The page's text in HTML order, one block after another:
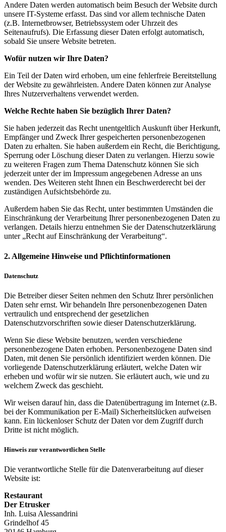
Andere Daten werden automatisch beim Besuch der Website durch
unsere IT-Systeme erfasst. Das sind vor allem technische Daten
(z.B. Internetbrowser, Betriebssystem oder Uhrzeit des
Seitenaufrufs). Die Erfassung dieser Daten erfolgt automatisch,
sobald Sie unsere Website betreten.
Wofür nutzen wir Ihre Daten?
Ein Teil der Daten wird erhoben, um eine fehlerfreie Bereitstellung
der Website zu gewährleisten. Andere Daten können zur Analyse
Ihres Nutzerverhaltens verwendet werden.
Welche Rechte haben Sie bezüglich Ihrer Daten?
Sie haben jederzeit das Recht unentgeltlich Auskunft über Herkunft,
Empfänger und Zweck Ihrer gespeicherten personenbezogenen
Daten zu erhalten. Sie haben außerdem ein Recht, die Berichtigung,
Sperrung oder Löschung dieser Daten zu verlangen. Hierzu sowie
zu weiteren Fragen zum Thema Datenschutz können Sie sich
jederzeit unter der im Impressum angegebenen Adresse an uns
wenden. Des Weiteren steht Ihnen ein Beschwerderecht bei der
zuständigen Aufsichtsbehörde zu.
Außerdem haben Sie das Recht, unter bestimmten Umständen die
Einschränkung der Verarbeitung Ihrer personenbezogenen Daten zu
verlangen. Details hierzu entnehmen Sie der Datenschutzerklärung
unter „Recht auf Einschränkung der Verarbeitung“.
2. Allgemeine Hinweise und Pflichtinformationen
Datenschutz
Die Betreiber dieser Seiten nehmen den Schutz Ihrer persönlichen
Daten sehr ernst. Wir behandeln Ihre personenbezogenen Daten
vertraulich und entsprechend der gesetzlichen
Datenschutzvorschriften sowie dieser Datenschutzerklärung.
Wenn Sie diese Website benutzen, werden verschiedene
personenbezogene Daten erhoben. Personenbezogene Daten sind
Daten, mit denen Sie persönlich identifiziert werden können. Die
vorliegende Datenschutzerklärung erläutert, welche Daten wir
erheben und wofür wir sie nutzen. Sie erläutert auch, wie und zu
welchem Zweck das geschieht.
Wir weisen darauf hin, dass die Datenübertragung im Internet (z.B.
bei der Kommunikation per E-Mail) Sicherheitslücken aufweisen
kann. Ein lückenloser Schutz der Daten vor dem Zugriff durch
Dritte ist nicht möglich.
Hinweis zur verantwortlichen Stelle
Die verantwortliche Stelle für die Datenverarbeitung auf dieser
Website ist:
Restaurant
Der Etrusker
Inh. Luisa Alessandrini
Grindelhof 45